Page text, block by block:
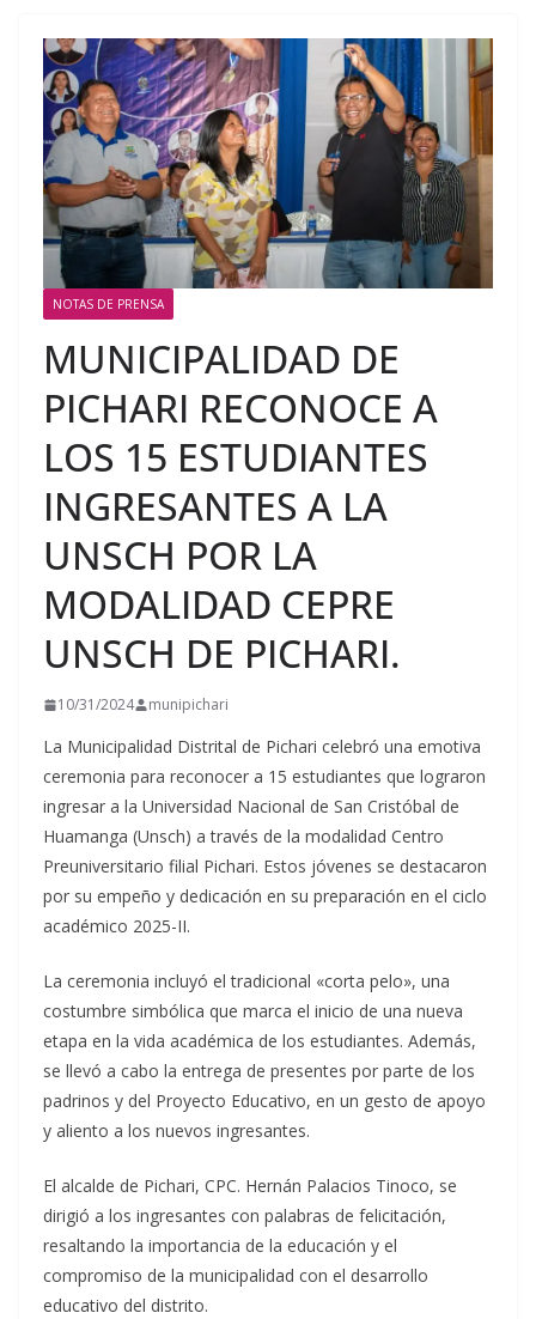
NOTAS DE PRENSA
MUNICIPALIDAD DE
PICHARI RECONOCE A
LOS 15 ESTUDIANTES
INGRESANTES A LA
UNSCH POR LA
MODALIDAD CEPRE
UNSCH DE PICHARI.
10/31/2024 munipichari
La Municipalidad Distrital de Pichari celebró una emotiva
ceremonia para reconocer a 15 estudiantes que lograron
ingresar a la Universidad Nacional de San Cristóbal de
Huamanga (Unsch) a través de la modalidad Centro
Preuniversitario filial Pichari. Estos jóvenes se destacaron
por su empeño y dedicación en su preparación en el ciclo
académico 2025-II.
La ceremonia incluyó el tradicional «corta pelo», una
costumbre simbólica que marca el inicio de una nueva
etapa en la vida académica de los estudiantes. Además,
se llevó a cabo la entrega de presentes por parte de los
padrinos y del Proyecto Educativo, en un gesto de apoyo
y aliento a los nuevos ingresantes.
El alcalde de Pichari, CPC. Hernán Palacios Tinoco, se
dirigió a los ingresantes con palabras de felicitación,
resaltando la importancia de la educación y el
compromiso de la municipalidad con el desarrollo
educativo del distrito.